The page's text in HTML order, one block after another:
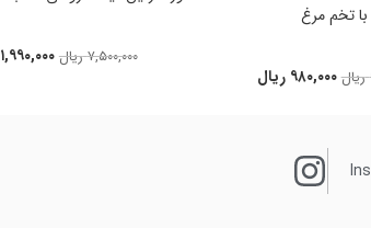
تخم مرغ
ریال ۹۸۰,۰۰۰ ریال
۷,۵۰۰,۰۰۰ ریال ۱,۹۹۰,۰۰۰